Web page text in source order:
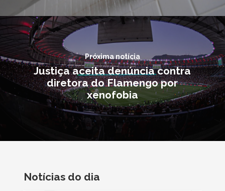
Próxima notícia
Justiça aceita denúncia contra
diretora do Flamengo por
xenofobia
Notícias do dia